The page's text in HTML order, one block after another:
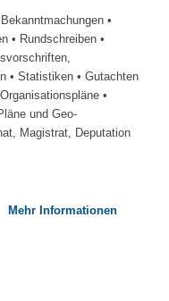
Bekanntmachungen •
• Rundschreiben •
• Statistiken • Gutachten
•
und Geo-
Magistrat, Deputation
Mehr Informationen